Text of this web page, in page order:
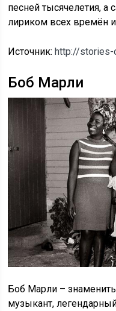
песней тысячелетия,
лириком всех времён
Источник: http://
Боб Марли
Боб Марли –
музыкант,